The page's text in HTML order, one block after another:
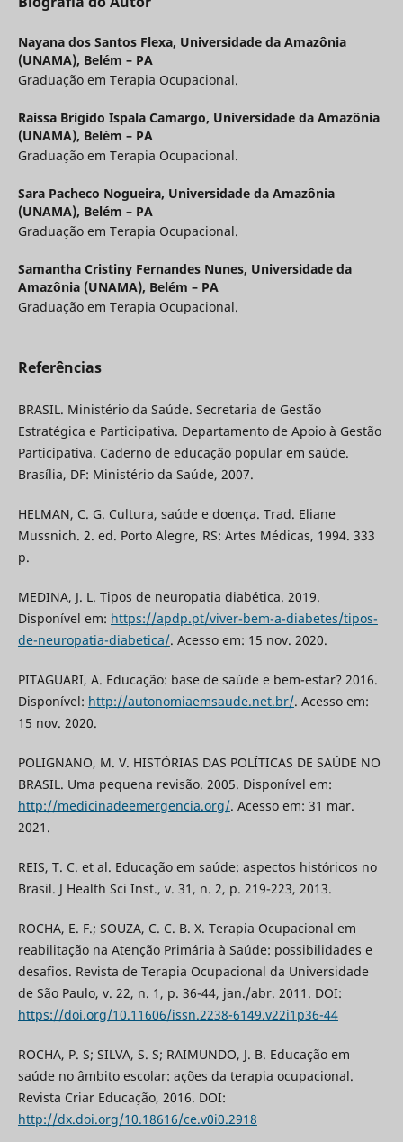
Nayana dos Santos Flexa, Universidade da Amazônia
(UNAMA), Belém – PA
Graduação em Terapia Ocupacional.
Raissa Brígido Ispala Camargo, Universidade da Amazônia
(UNAMA), Belém – PA
Graduação em Terapia Ocupacional.
Sara Pacheco Nogueira, Universidade da Amazônia
(UNAMA), Belém – PA
Graduação em Terapia Ocupacional.
Samantha Cristiny Fernandes Nunes, Universidade da
Amazônia (UNAMA), Belém – PA
Graduação em Terapia Ocupacional.
Referências
BRASIL. Ministério da Saúde. Secretaria de Gestão
Estratégica e Participativa. Departamento de Apoio à Gestão
Participativa. Caderno de educação popular em saúde.
Brasília, DF: Ministério da Saúde, 2007.
HELMAN, C. G. Cultura, saúde e doença. Trad. Eliane
Mussnich. 2. ed. Porto Alegre, RS: Artes Médicas, 1994. 333
p.
MEDINA, J. L. Tipos de neuropatia diabética. 2019.
Disponível em: https://apdp.pt/viver-bem-a-diabetes/tipos-
de-neuropatia-diabetica/. Acesso em: 15 nov. 2020.
PITAGUARI, A. Educação: base de saúde e bem-estar? 2016.
Disponível: http://autonomiaemsaude.net.br/. Acesso em:
15 nov. 2020.
POLIGNANO, M. V. HISTÓRIAS DAS POLÍTICAS DE SAÚDE NO
BRASIL. Uma pequena revisão. 2005. Disponível em:
http://medicinadeemergencia.org/. Acesso em: 31 mar.
2021.
REIS, T. C. et al. Educação em saúde: aspectos históricos no
Brasil. J Health Sci Inst., v. 31, n. 2, p. 219-223, 2013.
ROCHA, E. F.; SOUZA, C. C. B. X. Terapia Ocupacional em
reabilitação na Atenção Primária à Saúde: possibilidades e
desafios. Revista de Terapia Ocupacional da Universidade
de São Paulo, v. 22, n. 1, p. 36-44, jan./abr. 2011. DOI:
https://doi.org/10.11606/issn.2238-6149.v22i1p36-44
ROCHA, P. S; SILVA, S. S; RAIMUNDO, J. B. Educação em
saúde no âmbito escolar: ações da terapia ocupacional.
Revista Criar Educação, 2016. DOI:
http://dx.doi.org/10.18616/ce.v0i0.2918